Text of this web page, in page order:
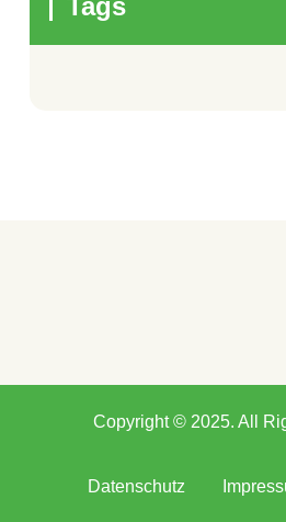
Tags
Copyright © 2025. All
Datenschutz